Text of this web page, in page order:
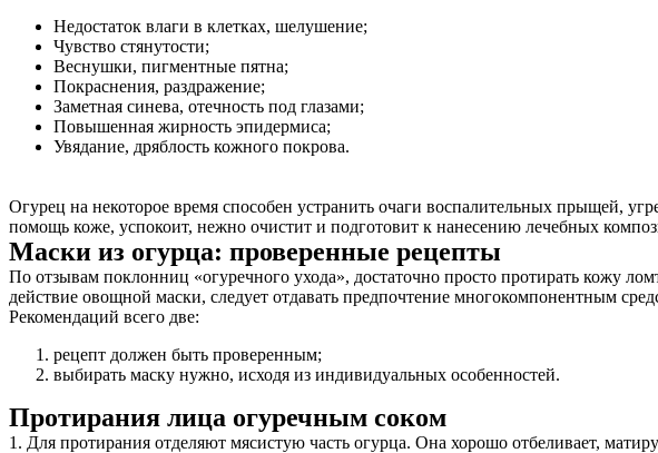
Недостаток влаги в клетках, шелушение;
Чувство стянутости;
Веснушки, пигментные пятна;
Покраснения, раздражение;
Заметная синева, отечность под глазами;
Повышенная жирность эпидермиса;
Увядание, дряблость кожного покрова.
Огурец на некоторое время способен устранить очаги воспалительных прыщей,
помощь коже, успокоит, нежно очистит и подготовит к нанесению лечебных
Маски из огурца: проверенные рецепты
По отзывам поклонниц «огуречного ухода», достаточно просто протирать кожу
действие овощной маски, следует отдавать предпочтение многокомпонентным
Рекомендаций всего две:
рецепт должен быть проверенным;
выбирать маску нужно, исходя из индивидуальных особенностей.
Протирания лица огуречным соком
1. Для протирания отделяют мясистую часть огурца. Она хорошо отбеливает,